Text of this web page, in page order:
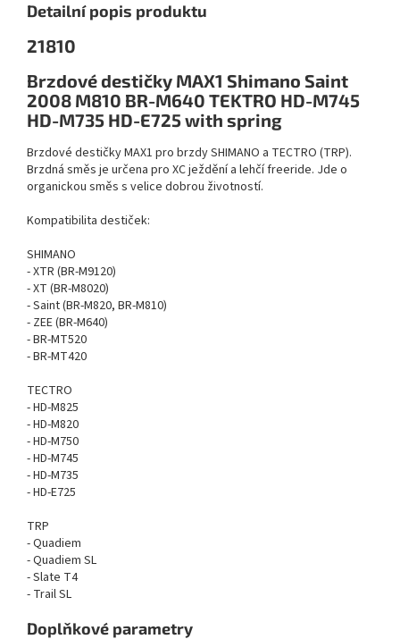
Detailní popis produktu
21810
Brzdové destičky MAX1 Shimano Saint
2008 M810 BR-M640 TEKTRO HD-M745
HD-M735 HD-E725 with spring
Brzdové destičky MAX1 pro brzdy SHIMANO a TECTRO (TRP).
Brzdná směs je určena pro XC ježdění a lehčí freeride. Jde o
organickou směs s velice dobrou životností.
Kompatibilita destiček:
SHIMANO
- XTR (BR-M9120)
- XT (BR-M8020)
- Saint (BR-M820, BR-M810)
- ZEE (BR-M640)
- BR-MT520
- BR-MT420
TECTRO
- HD-M825
- HD-M820
- HD-M750
- HD-M745
- HD-M735
- HD-E725
TRP
- Quadiem
- Quadiem SL
- Slate T4
- Trail SL
Doplňkové parametry